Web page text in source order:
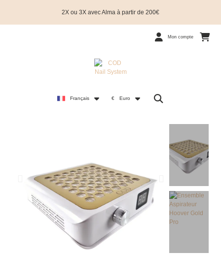
2X ou 3X avec Alma à partir de 200€
Mon compte
Français € Euro